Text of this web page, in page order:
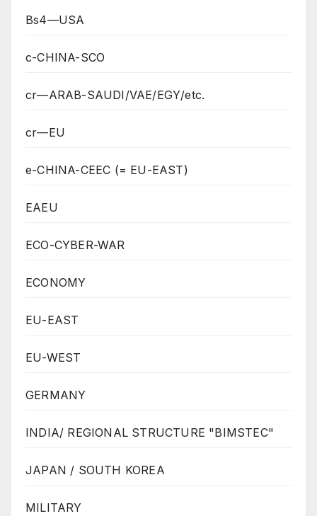
Bs4—USA
c-CHINA-SCO
cr—ARAB-SAUDI/VAE/EGY/etc.
cr—EU
e-CHINA-CEEC (= EU-EAST)
EAEU
ECO-CYBER-WAR
ECONOMY
EU-EAST
EU-WEST
GERMANY
INDIA/ REGIONAL STRUCTURE "BIMSTEC"
JAPAN / SOUTH KOREA
MILITARY